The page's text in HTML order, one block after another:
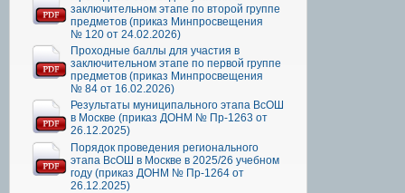
заключительном этапе по второй группе
предметов (приказ Минпросвещения
№ 120 от 24.02.2026)
Проходные баллы для участия в
заключительном этапе по первой группе
предметов (приказ Минпросвещения
№ 84 от 16.02.2026)
Результаты муниципального этапа ВсОШ
в Москве (приказ ДОНМ № Пр-1263 от
26.12.2025)
Порядок проведения регионального
этапа ВсОШ в Москве в 2025/26 учебном
году (приказ ДОНМ № Пр-1264 от
26.12.2025)